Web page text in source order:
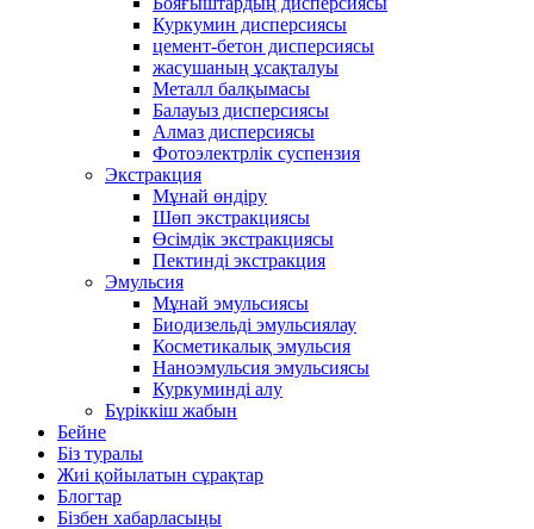
Куркумин дисперсиясы
цемент-бетон дисперсиясы
жасушаның ұсақталуы
Металл балқымасы
Балауыз дисперсиясы
Алмаз дисперсиясы
Фотоэлектрлік суспензия
Экстракция
Мұнай өндіру
Шөп экстракциясы
Өсімдік экстракциясы
Пектинді экстракция
Эмульсия
Мұнай эмульсиясы
Биодизельді эмульсиялау
Косметикалық эмульсия
Наноэмульсия эмульсиясы
Куркуминді алу
Бүріккіш жабын
Бейне
Біз туралы
Жиі қойылатын сұрақтар
Блогтар
Бізбен хабарласыңы